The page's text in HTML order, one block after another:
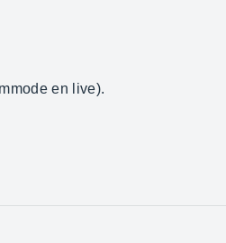
en live).